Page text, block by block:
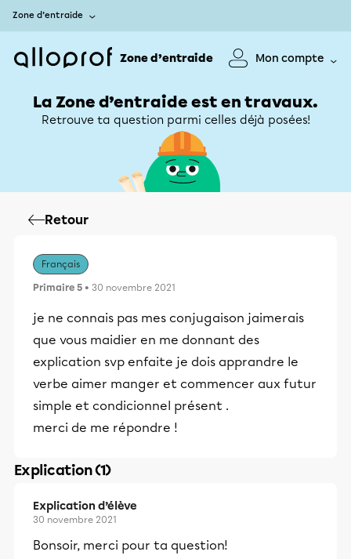
Zone d’entraide
Zone d’entraide Mon compte
La Zone d’entraide est en travaux.
Retrouve ta question parmi celles déjà posées!
Retour
Français
Primaire 5 • 30 novembre 2021
je ne connais pas mes conjugaison jaimerais
que vous maidier en me donnant des
explication svp enfaite je dois apprandre le
verbe aimer manger et commencer aux futur
simple et condicionnel présent .
merci de me répondre !
Explication (1)
Explication d’élève
30 novembre 2021
Bonsoir, merci pour ta question!